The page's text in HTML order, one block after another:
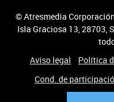
© Atresmedia
Isla Graciosa 13, 28703,
Aviso legal
Política
Cond. de